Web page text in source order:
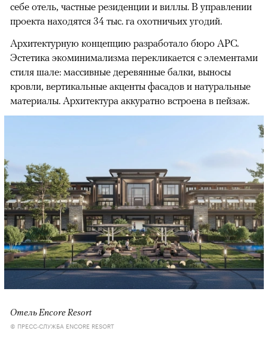
00:00 / 00:00
себе отель, частные резиденции и виллы. В управлении
проекта находятся 34 тыс. га охотничьих угодий.
Архитектурную концепцию разработало бюро APC.
Эстетика экоминимализма перекликается с элементами
стиля шале: массивные деревянные балки, выносы
кровли, вертикальные акценты фасадов и натуральные
материалы. Архитектура аккуратно встроена в пейзаж.
Отель Encore Resort
© ПРЕСС-СЛУЖБА ENCORE RESORT